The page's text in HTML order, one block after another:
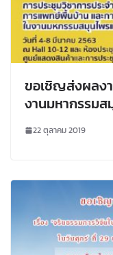
ขอเชิญส่งผลงา
งานมหากรรมส
พื้นบ้าน และกา
22 ตุลาคม 2019